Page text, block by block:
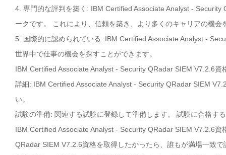
4. 専門的な評判を築く: IBM Certified Associate Analyst -
ークです。 これにより、信頼を築き、より多くのキャリアの機会
5. 国際的に認められている: IBM Certified Associate Analyst -
世界中で仕事の機会を探すことができます。
IBM Certified Associate Analyst - Security QRadar SIEM V7.2.6
詳細: IBM Certified Associate Analyst - Security QRadar SIEM
い。
試験の準備: 関連する試験に登録して準備します。 試験に合格す
IBM Certified Associate Analyst - Security QRadar SIEM V7.2.6
QRadar SIEM V7.2.6資格を取得したかったら、誰もが満場一致